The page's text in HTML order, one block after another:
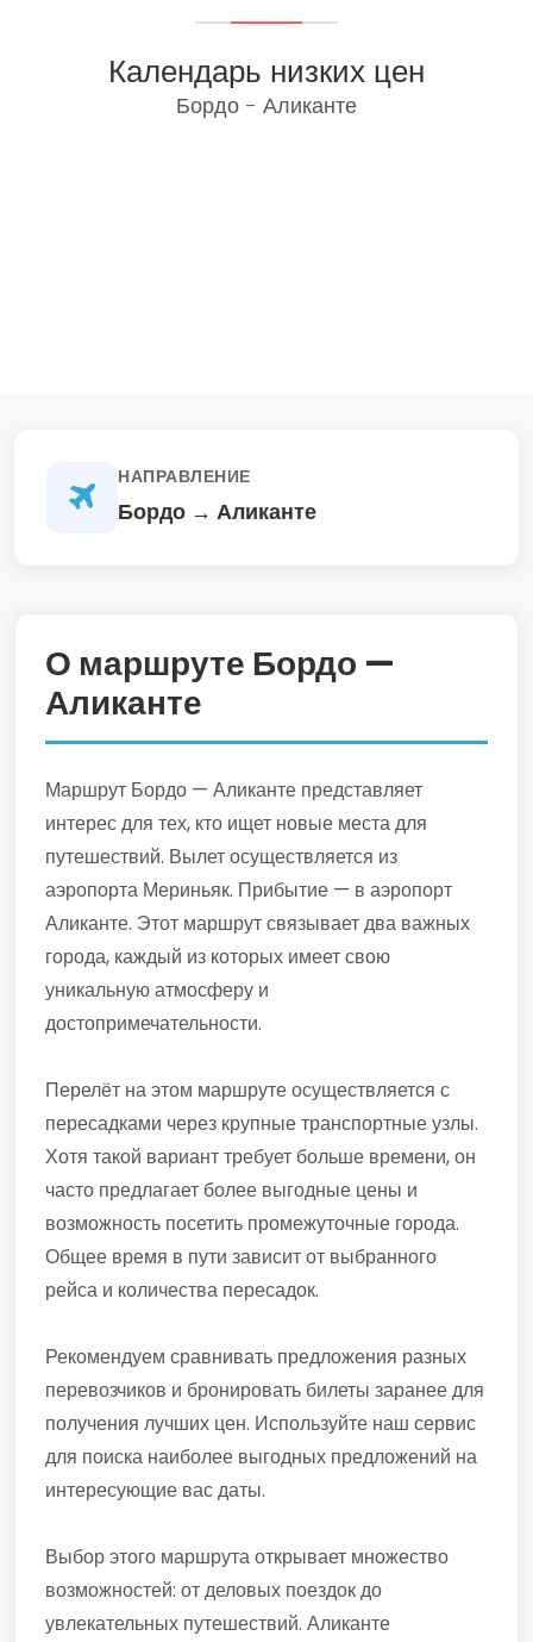
Календарь низких цен
Бордо - Аликанте
НАПРАВЛЕНИЕ
Бордо → Аликанте
О маршруте Бордо —
Аликанте
Маршрут Бордо — Аликанте представляет
интерес для тех, кто ищет новые места для
путешествий. Вылет осуществляется из
аэропорта Мериньяк. Прибытие — в аэропорт
Аликанте. Этот маршрут связывает два важных
города, каждый из которых имеет свою
уникальную атмосферу и
достопримечательности.
Перелёт на этом маршруте осуществляется с
пересадками через крупные транспортные узлы.
Хотя такой вариант требует больше времени, он
часто предлагает более выгодные цены и
возможность посетить промежуточные города.
Общее время в пути зависит от выбранного
рейса и количества пересадок.
Рекомендуем сравнивать предложения разных
перевозчиков и бронировать билеты заранее для
получения лучших цен. Используйте наш сервис
для поиска наиболее выгодных предложений на
интересующие вас даты.
Выбор этого маршрута открывает множество
возможностей: от деловых поездок до
увлекательных путешествий. Аликанте